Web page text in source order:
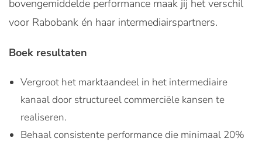
bovengemiddelde performance maak jij het verschil
voor Rabobank én haar intermediairspartners.
Boek resultaten
Vergroot het marktaandeel in het intermediaire
kanaal door structureel commerciële kansen te
realiseren.
Behaal consistente performance die minimaal 20%